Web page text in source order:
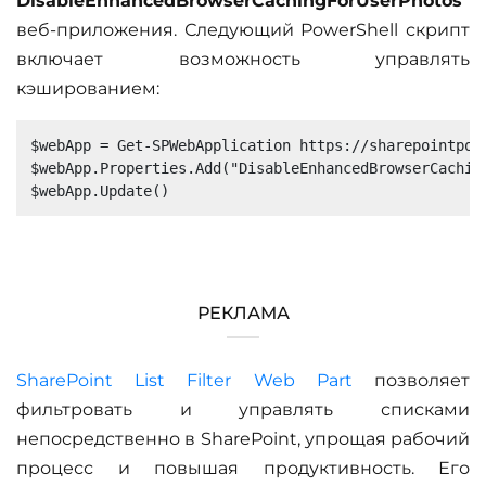
веб-приложения. Следующий PowerShell скрипт
включает возможность управлять
кэшированием:
$webApp = Get-SPWebApplication https://
РЕКЛАМА
SharePoint List Filter Web Part позволяет
фильтровать и управлять списками
непосредственно в SharePoint, упрощая рабочий
процесс и повышая продуктивность. Его